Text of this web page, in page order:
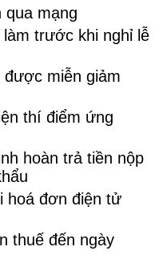
qua mạng
trước khi nghỉ lễ
miễn giảm
thí điểm ứng
hoàn trả tiền nộp
hoá đơn điện tử
thuế đến ngày